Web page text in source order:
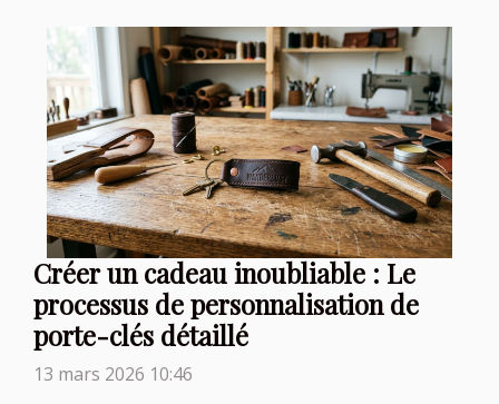
Créer un cadeau inoubliable : Le
processus de personnalisation de
porte-clés détaillé
13 mars 2026 10:46